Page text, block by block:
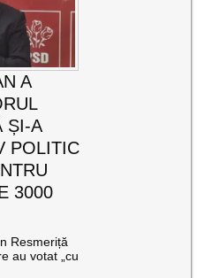
A
ȘI-A
POLITIC
3000
Resmeriță
au votat „cu